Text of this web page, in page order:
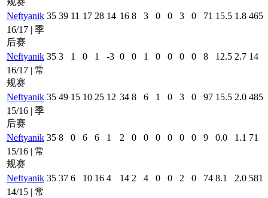
Neftyanik 35 39 11 17 28 14 16 8 3 0 0 3 0 71 15.5 1.8 465
16/17 | 季
后赛
Neftyanik 35 3 1 0 1 -3 0 0 1 0 0 0 0 8 12.5 2.7 14
16/17 | 常
规赛
Neftyanik 35 49 15 10 25 12 34 8 6 1 0 3 0 97 15.5 2.0 485
15/16 | 季
后赛
Neftyanik 35 8 0 6 6 1 2 0 0 0 0 0 0 9 0.0 1.1 71
15/16 | 常
规赛
Neftyanik 35 37 6 10 16 4 14 2 4 0 0 2 0 74 8.1 2.0 581
14/15 | 常